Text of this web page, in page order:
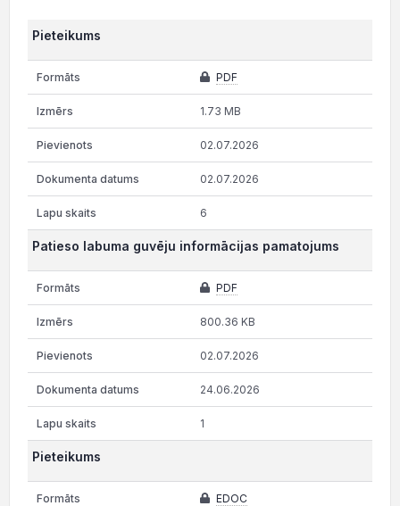
Pieteikums
PDF
1.73 MB
02.07.2026
02.07.2026
6
Patieso labuma guvēju informācijas pamatojums
PDF
800.36 KB
02.07.2026
24.06.2026
1
Pieteikums
EDOC